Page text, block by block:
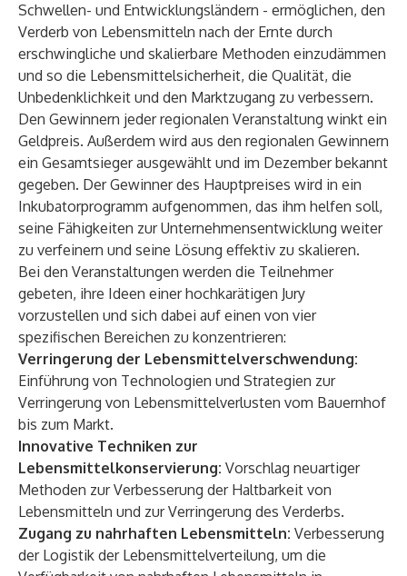
Schwellen- und Entwicklungsländern - ermöglichen, den
Verderb von Lebensmitteln nach der Ernte durch
erschwingliche und skalierbare Methoden einzudämmen
und so die Lebensmittelsicherheit, die Qualität, die
Unbedenklichkeit und den Marktzugang zu verbessern.
Den Gewinnern jeder regionalen Veranstaltung winkt ein
Geldpreis. Außerdem wird aus den regionalen Gewinnern
ein Gesamtsieger ausgewählt und im Dezember bekannt
gegeben. Der Gewinner des Hauptpreises wird in ein
Inkubatorprogramm aufgenommen, das ihm helfen soll,
seine Fähigkeiten zur Unternehmensentwicklung weiter
zu verfeinern und seine Lösung effektiv zu skalieren.
Bei den Veranstaltungen werden die Teilnehmer
gebeten, ihre Ideen einer hochkarätigen Jury
vorzustellen und sich dabei auf einen von vier
spezifischen Bereichen zu konzentrieren:
Verringerung der Lebensmittelverschwendung:
Einführung von Technologien und Strategien zur
Verringerung von Lebensmittelverlusten vom Bauernhof
bis zum Markt.
Innovative Techniken zur
Lebensmittelkonservierung: Vorschlag neuartiger
Methoden zur Verbesserung der Haltbarkeit von
Lebensmitteln und zur Verringerung des Verderbs.
Zugang zu nahrhaften Lebensmitteln: Verbesserung
der Logistik der Lebensmittelverteilung, um die